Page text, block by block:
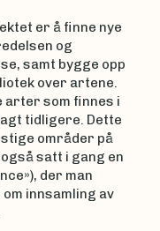
er å finne nye
og
samt bygge opp
over artene.
arter som finnes i
tidligere. Dette
områder på
satt i gang en
der man
innsamling av